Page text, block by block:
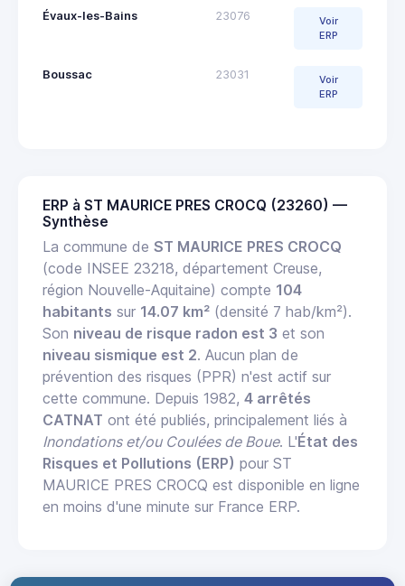
Évaux-les-Bains 23076
Voir
ERP
Boussac 23031
Voir
ERP
ERP à ST MAURICE PRES CROCQ (23260) —
Synthèse
La commune de ST MAURICE PRES CROCQ
(code INSEE 23218, département Creuse,
région Nouvelle-Aquitaine) compte 104
habitants sur 14.07 km² (densité 7 hab/km²).
Son niveau de risque radon est 3 et son
niveau sismique est 2. Aucun plan de
prévention des risques (PPR) n'est actif sur
cette commune. Depuis 1982, 4 arrêtés
CATNAT ont été publiés, principalement liés à
Inondations et/ou Coulées de Boue. L'État des
Risques et Pollutions (ERP) pour ST
MAURICE PRES CROCQ est disponible en ligne
en moins d'une minute sur France ERP.